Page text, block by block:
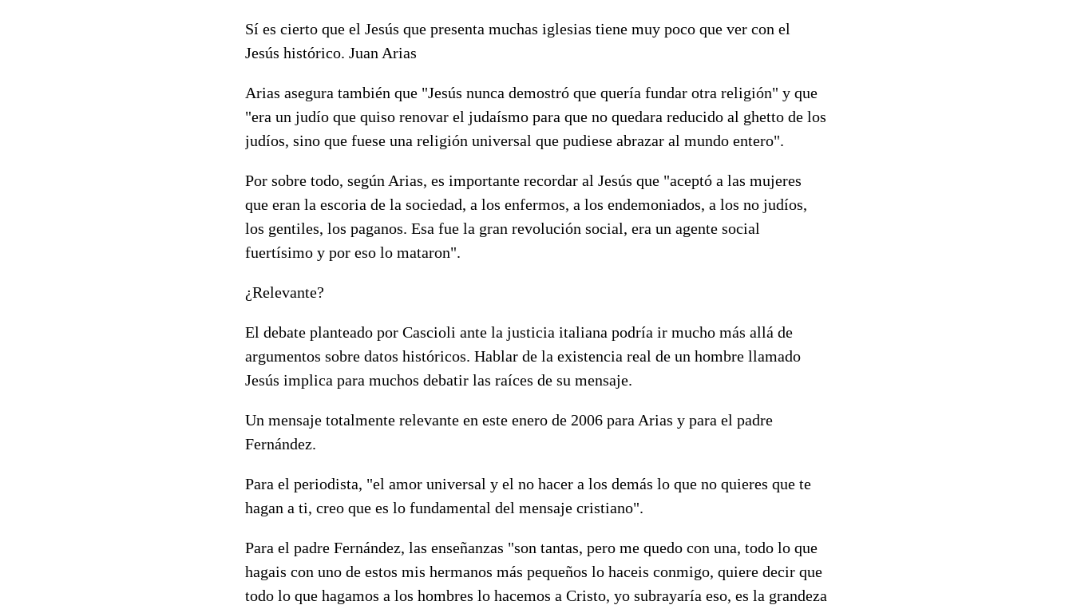
Sí es cierto que el Jesús que presenta muchas iglesias tiene muy poco que ver con el
Jesús histórico. Juan Arias
Arias asegura también que "Jesús nunca demostró que quería fundar otra religión" y que
"era un judío que quiso renovar el judaísmo para que no quedara reducido al ghetto de los
judíos, sino que fuese una religión universal que pudiese abrazar al mundo entero".
Por sobre todo, según Arias, es importante recordar al Jesús que "aceptó a las mujeres
que eran la escoria de la sociedad, a los enfermos, a los endemoniados, a los no judíos,
los gentiles, los paganos. Esa fue la gran revolución social, era un agente social
fuertísimo y por eso lo mataron".
¿Relevante?
El debate planteado por Cascioli ante la justicia italiana podría ir mucho más allá de
argumentos sobre datos históricos. Hablar de la existencia real de un hombre llamado
Jesús implica para muchos debatir las raíces de su mensaje.
Un mensaje totalmente relevante en este enero de 2006 para Arias y para el padre
Fernández.
Para el periodista, "el amor universal y el no hacer a los demás lo que no quieres que te
hagan a ti, creo que es lo fundamental del mensaje cristiano".
Para el padre Fernández, las enseñanzas "son tantas, pero me quedo con una, todo lo que
hagais con uno de estos mis hermanos más pequeños lo haceis conmigo, quiere decir que
todo lo que hagamos a los hombres lo hacemos a Cristo, yo subrayaría eso, es la grandeza